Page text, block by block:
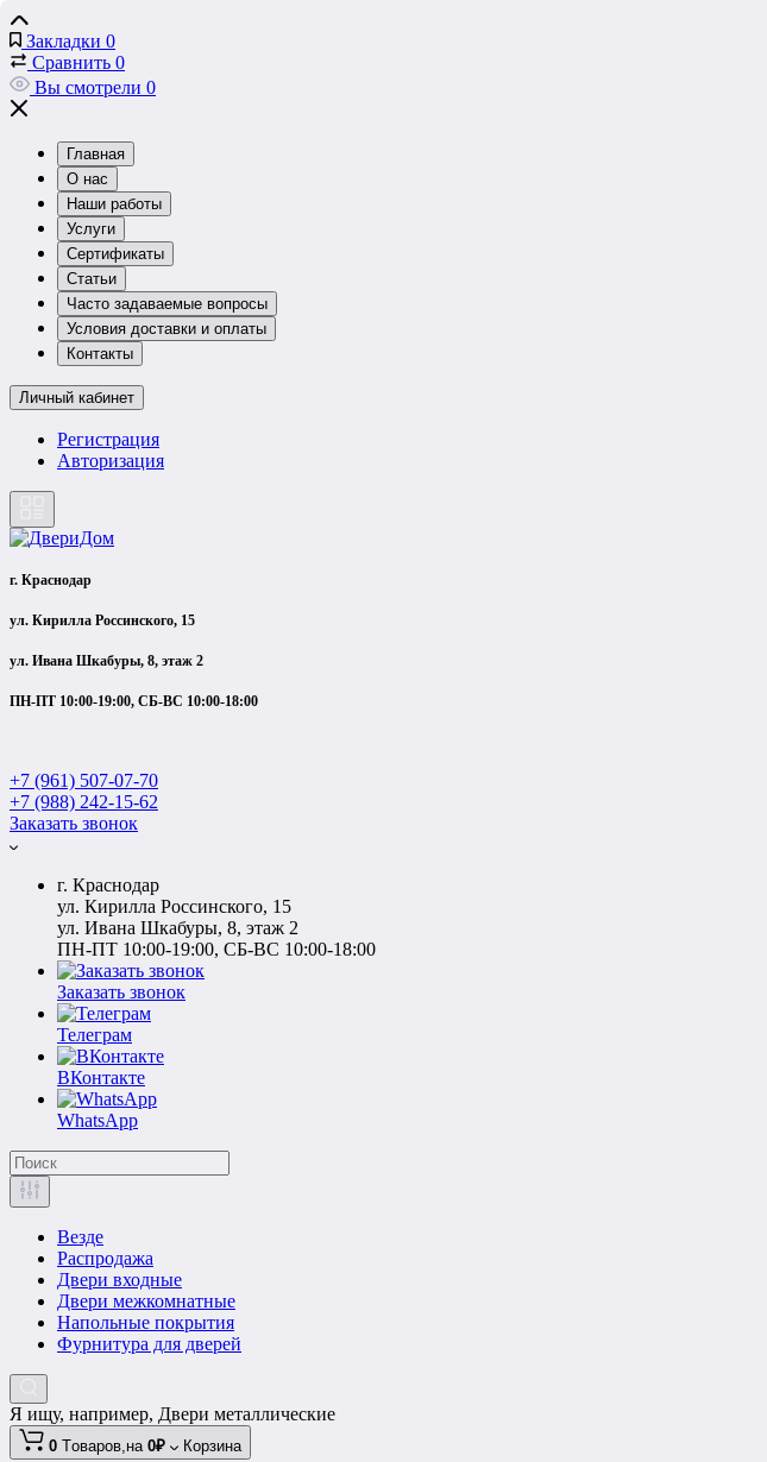
Закладки 0
Сравнить 0
Вы смотрели 0
Главная
О нас
Наши работы
Услуги
Сертификаты
Статьи
Часто задаваемые вопросы
Условия доставки и оплаты
Контакты
Личный кабинет
Регистрация
Авторизация
г. Краснодар
ул. Кирилла Россинского, 15
ул. Ивана Шкабуры, 8, этаж 2
ПН-ПТ 10:00-19:00, СБ-ВС 10:00-18:00
+7 (961) 507-07-70
+7 (988) 242-15-62
Заказать звонок
г. Краснодар
ул. Кирилла Россинского, 15
ул. Ивана Шкабуры, 8, этаж 2
ПН-ПТ 10:00-19:00, СБ-ВС 10:00-18:00
Заказать звонок
Телеграм
ВКонтакте
WhatsApp
Везде
Распродажа
Двери входные
Двери межкомнатные
Напольные покрытия
Фурнитура для дверей
Я ищу, например, Двери металлические
0 Tоваров,на 0₽ Корзина